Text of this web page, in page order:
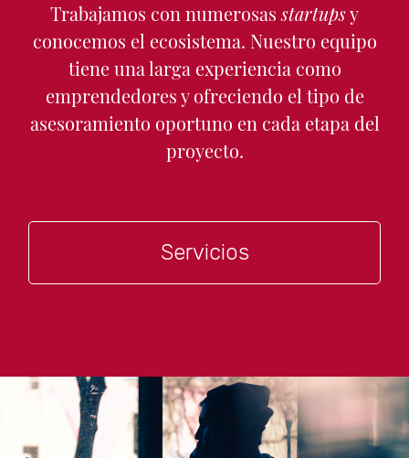
Trabajamos con numerosasstartupsy
conocemos el ecosistema. Nuestro equipo
tiene una larga experiencia como
emprendedores y ofreciendo el tipo de
asesoramiento oportuno en cada etapa del
proyecto.
Servicios